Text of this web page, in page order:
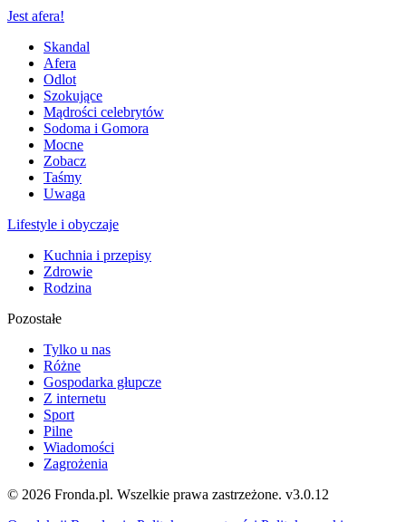
Jest afera!
Skandal
Afera
Odlot
Szokujące
Mądrości celebrytów
Sodoma i Gomora
Mocne
Zobacz
Taśmy
Uwaga
Lifestyle i obyczaje
Kuchnia i przepisy
Zdrowie
Rodzina
Pozostałe
Tylko u nas
Różne
Gospodarka głupcze
Z internetu
Sport
Pilne
Wiadomości
Zagrożenia
© 2026 Fronda.pl. Wszelkie prawa zastrzeżone. v3.0.12